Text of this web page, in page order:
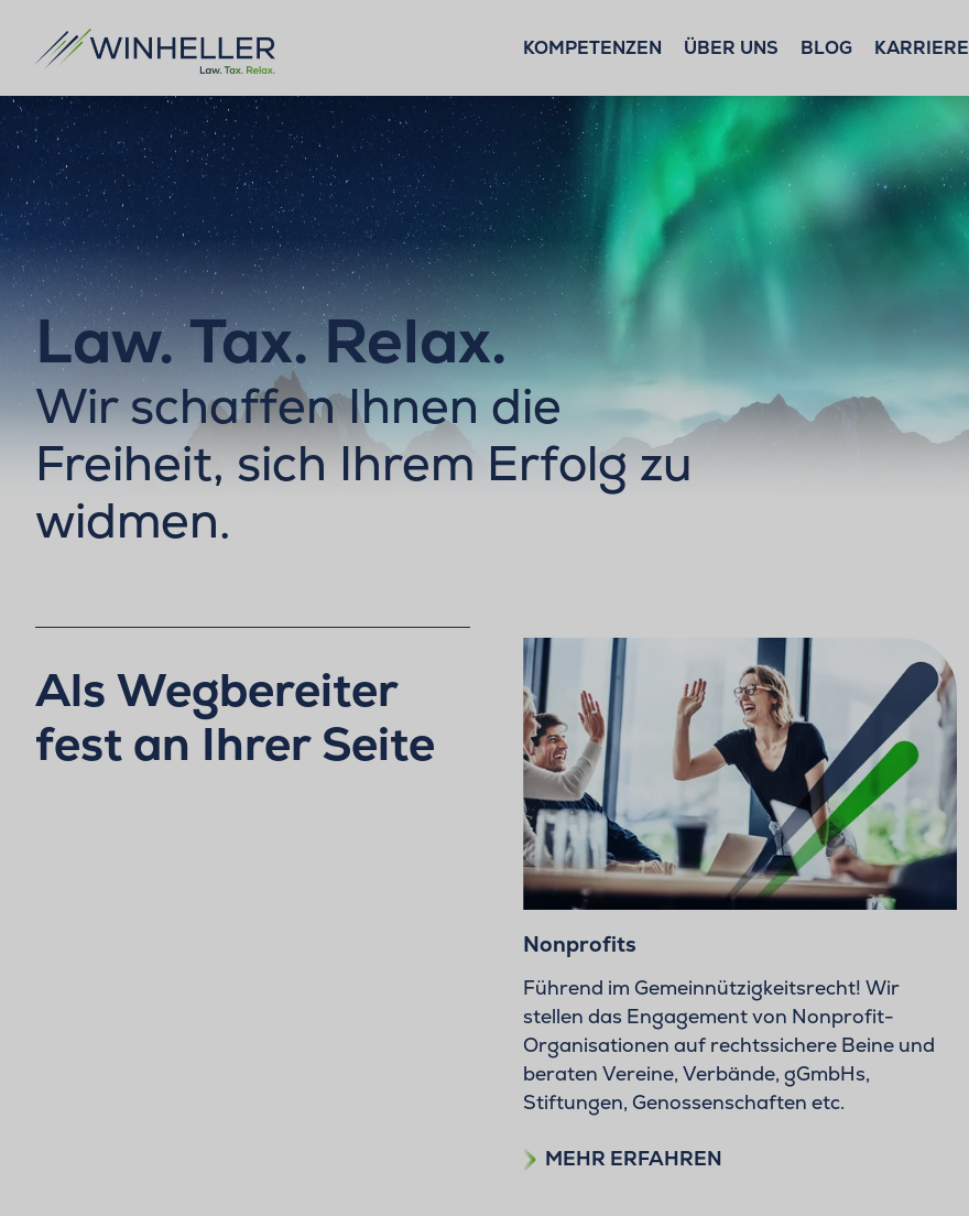
KOMPETENZEN ÜBER UNS BLOG KARRIERE
Law. Tax. Relax.
Wir schaffen Ihnen die
Freiheit, sich Ihrem Erfolg zu
widmen.
Als Wegbereiter
fest an Ihrer Seite
Nonprofits
Führend im Gemeinnützigkeitsrecht! Wir
stellen das Engagement von Nonprofit-
Organisationen auf rechtssichere Beine und
beraten Vereine, Verbände, gGmbHs,
Stiftungen, Genossenschaften etc.
MEHR ERFAHREN